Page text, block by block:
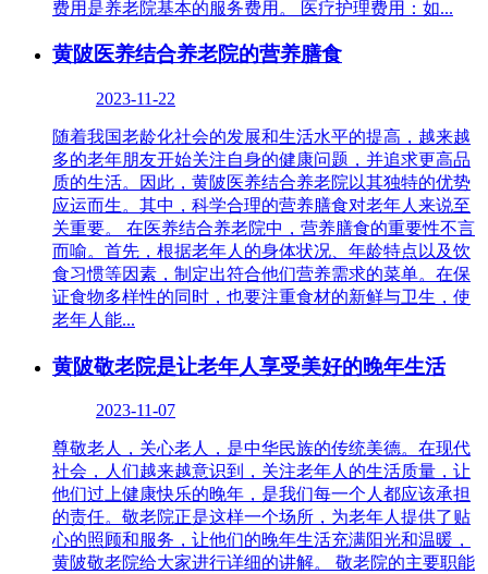
费用是养老院基本的服务费用。 医疗护理费用：如...
黄陂医养结合养老院的营养膳食
2023-11-22
随着我国老龄化社会的发展和生活水平的提高，越来越
多的老年朋友开始关注自身的健康问题，并追求更高品
质的生活。因此，黄陂医养结合养老院以其独特的优势
应运而生。其中，科学合理的营养膳食对老年人来说至
关重要。 在医养结合养老院中，营养膳食的重要性不言
而喻。首先，根据老年人的身体状况、年龄特点以及饮
食习惯等因素，制定出符合他们营养需求的菜单。在保
证食物多样性的同时，也要注重食材的新鲜与卫生，使
老年人能...
黄陂敬老院是让老年人享受美好的晚年生活
2023-11-07
尊敬老人，关心老人，是中华民族的传统美德。在现代
社会，人们越来越意识到，关注老年人的生活质量，让
他们过上健康快乐的晚年，是我们每一个人都应该承担
的责任。敬老院正是这样一个场所，为老年人提供了贴
心的照顾和服务，让他们的晚年生活充满阳光和温暖，
黄陂敬老院给大家进行详细的讲解。 敬老院的主要职能